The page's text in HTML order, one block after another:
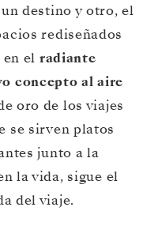
destino y otro, el
rediseñados
el radiante
concepto al aire
oro de los viajes
se sirven platos
junto a la
la vida, sigue el
del viaje.